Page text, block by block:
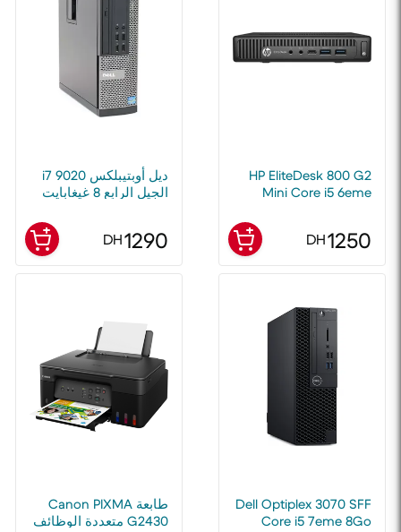
HP EliteDesk 800 G2
Mini Core i5 6eme
RAM – SSD 256 Go
1250
DH
ديل أوبتيبلكس 9020 i7
الجيل الرابع 8 غيغابايت
1290
DH
Dell Optiplex 3070 SFF
Core i5 7eme 8Go
طابعة Canon PIXMA
G2430 متعددة الوظائف